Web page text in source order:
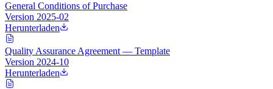
General Conditions of Purchase
Version 2025-02
Herunterladen
Quality Assurance Agreement — Template
Version 2024-10
Herunterladen